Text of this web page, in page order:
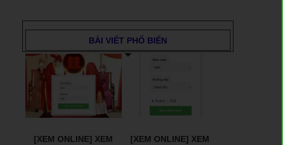
BÀI VIẾT PHỔ BIẾN
[XEM ONLINE] XEM
[XEM ONLINE] XEM